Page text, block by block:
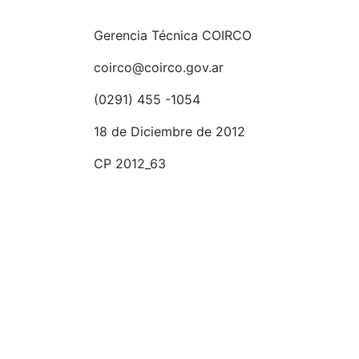
Gerencia Técnica COIRCO
coirco@coirco.gov.ar
(0291) 455 -1054
18 de Diciembre de 2012
CP 2012_63